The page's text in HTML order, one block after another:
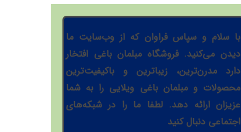
با سلام و سپاس فراوان که از وب‌سایت ما
دیدن می‌کنید. فروشگاه مبلمان باغی افتخار
دارد مدرن‌ترین، زیباترین و باکیفیت‌ترین
محصولات و مبلمان باغی ویلایی را به شما
عزیزان ارائه دهد. لطفا ما را در شبکه‌های
اجتماعی دنبال کنید